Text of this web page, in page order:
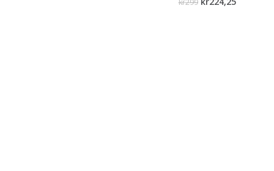
kr299